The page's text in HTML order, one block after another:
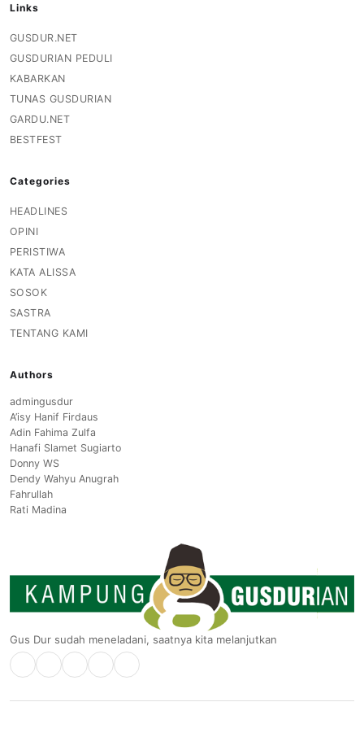
Links
GUSDUR.NET
GUSDURIAN PEDULI
KABARKAN
TUNAS GUSDURIAN
GARDU.NET
BESTFEST
Categories
HEADLINES
OPINI
PERISTIWA
KATA ALISSA
SOSOK
SASTRA
TENTANG KAMI
Authors
admingusdur
A’isy Hanif Firdaus
Adin Fahima Zulfa
Hanafi Slamet Sugiarto
Donny WS
Dendy Wahyu Anugrah
Fahrullah
Rati Madina
Gus Dur sudah meneladani, saatnya kita melanjutkan